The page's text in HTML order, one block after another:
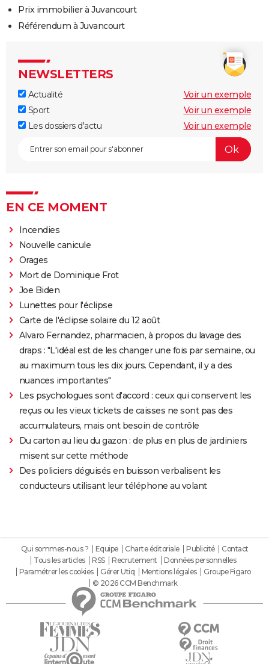
Prix immobilier à Juvancourt
Référendum à Juvancourt
NEWSLETTERS
Actualité
Voir un exemple
Sport
Voir un exemple
Les dossiers d'actu
Voir un exemple
EN CE MOMENT
Incendies
Nouvelle canicule
Orages
Mort de Dominique Frot
Joe Biden
Lunettes pour l'éclipse
Carte de l'éclipse solaire du 12 août
Alvaro Fernandez, pharmacien, à propos du lavage des
draps : "L'idéal est de les changer une fois par semaine, ou
au maximum tous les dix jours. Cependant, il y a des
nuances importantes"
Les psychologues sont d'accord : ceux qui conservent les
reçus ou les vieux tickets de caisses ne sont pas des
accumulateurs, mais ont besoin de contrôle
Du carton au lieu du gazon : de plus en plus de jardiniers
misent sur cette méthode
Des policiers déguisés en buisson verbalisent les
conducteurs utilisant leur téléphone au volant
Qui sommes-nous ? Equipe Charte éditoriale Publicité
Contact
Tous les articles
RSS Recrutement
Données personnelles
Paramétrer les cookies
Gérer Utiq Mentions légales
Groupe Figaro
© 2026 CCM Benchmark